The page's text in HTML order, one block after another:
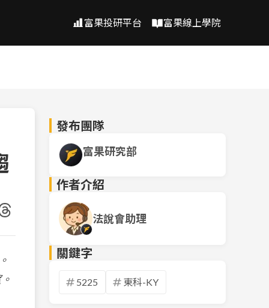
富果投研平台 富果線上學院
發布團隊
富果研究部
作者介紹
法說會助理
關鍵字
5225 東科-KY